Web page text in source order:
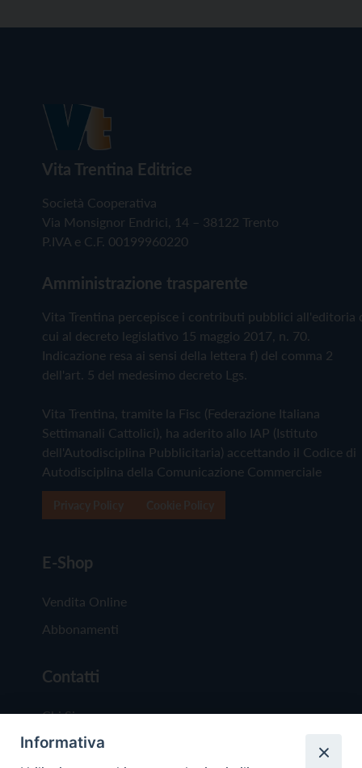
Vita Trentina Editrice
Società Cooperativa
Via Monsignor Endrici, 14 – 38122 Trento
P.IVA e C.F. 00199960220
Amministrazione trasparente
Vita Trentina percepisce i contributi pubblici all'editoria
cui al decreto legislativo 15 maggio 2017, n. 70.
Indicazione resa ai sensi della lettera f) del comma 2
dell'art. 5 del medesimo decreto Lgs.
Vita Trentina, tramite la Fisc (Federazione Italiana
Settimanali Cattolici), ha aderito allo IAP (Istituto
dell'Autodisciplina Pubblicitaria) accettando il Codice di
Autodisciplina della Comunicazione Commerciale
E-Shop
Vendita Online
Abbonamenti
Contatti
Chi Siamo
Redazione
Informativa